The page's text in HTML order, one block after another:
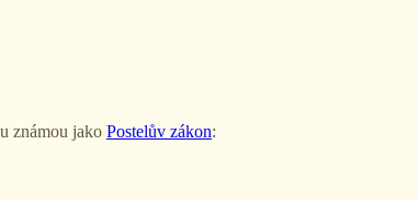
známou jako Postelův zákon: